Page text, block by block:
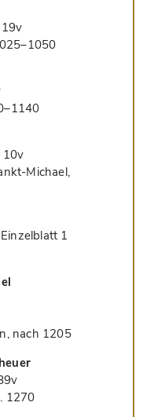
10v
Michael,
1
nach 1205
1270